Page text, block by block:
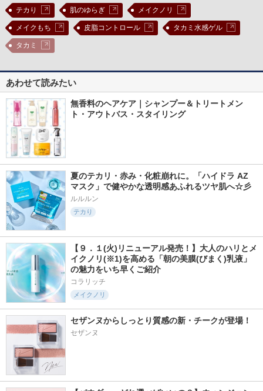
テカり 肌のゆらぎ メイクノリ
メイクもち 皮脂コントロール タカミ水感ゲル
タカミ
あわせて読みたい
無香料のヘアケア｜シャンプー＆トリートメン
ト・アウトバス・スタイリング
夏のテカリ・赤み・化粧崩れに。「ハイドラ AZ
マスク」で健やかな透明感あふれるツヤ肌へ☆彡
ルルルン
テカり
【９．１(火)リニューアル発売！】大人のハリとメ
イクノリ(※1)を高める「朝の美膜(びまく)乳液」
の魅力をいち早くご紹介
コラリッチ
メイクノリ
セザンヌからしっとり質感の新・チークが登場！
セザンヌ